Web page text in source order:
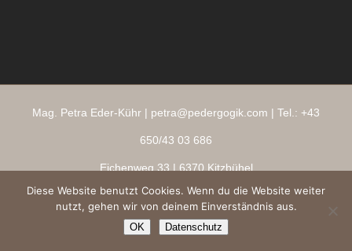
Mag. Petra Eder-Kühr | petra@pedergogik.com | Tel.: +43
650/43 03 686
Eichenweg 33 | 6370 Kitzbühel
Impressum|AGBs|Datenschutz|Ringana Shop
Copyright 2026 ® pedergogik.com
Diese Website benutzt Cookies. Wenn du die Website weiter
nutzt, gehen wir von deinem Einverständnis aus.
OK Datenschutz